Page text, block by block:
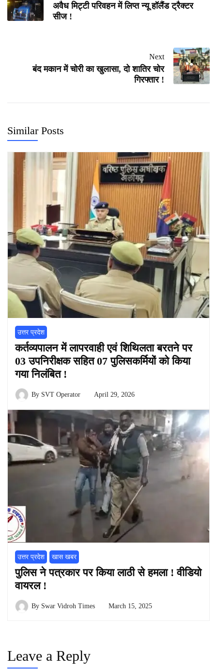
अवैध मिट्टी परिवहन में लिप्त न्यू हॉलैंड ट्रैक्टर
सीज !
Next
बंद मकान में चोरी का खुलासा, दो शातिर चोर
गिरफ्तार !
Similar Posts
उत्तर प्रदेश
कर्तव्यपालन में लापरवाही एवं शिथिलता बरतने पर
03 उपनिरीक्षक सहित 07 पुलिसकर्मियों को किया
गया निलंबित !
By SVT Operator April 29, 2026
उत्तर प्रदेश खास खबर
पुलिस ने पत्रकार पर किया लाठी से हमला ! वीडियो
वायरल !
By Swar Vidroh Times March 15, 2025
Leave a Reply